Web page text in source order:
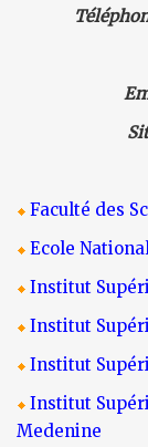
Faculté des
Ecole
Institut
Institut
Institut
Institut
Medenine